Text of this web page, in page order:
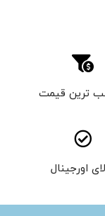
ترین قیمت
اورجینال